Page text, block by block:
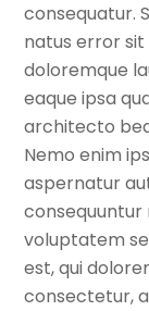
consequatur.
natus error
doloremque
eaque ipsa
architecto
Nemo enim
aspernatur
consequuntur
voluptatem
est, qui
consectetur,